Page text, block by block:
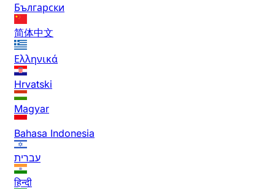
Български
简体中文
Ελληνικά
Hrvatski
Magyar
Bahasa Indonesia
עברית
हिन्दी